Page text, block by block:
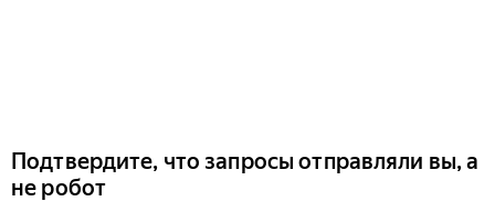
Подтвердите, что запросы отправляли вы, а
не робот